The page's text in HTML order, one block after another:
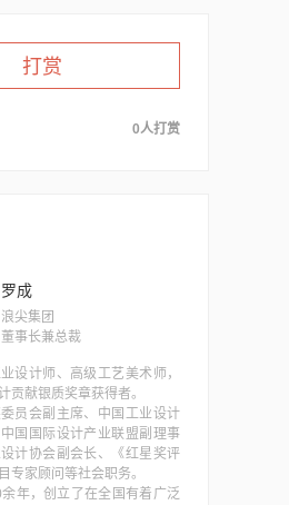
打赏
0人打赏
罗成
浪尖集团
董事长兼总裁
设计师、高级工艺美术师，
贡献银质奖章获得者。
员会副主席、中国工业设计
国国际设计产业联盟副理事
计协会副会长、《红星奖评
专家顾问等社会职务。
年，创立了在全国有着广泛